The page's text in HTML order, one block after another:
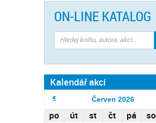
ON-LINE KATALOG
Kalendář akcí
Červen 2026
po út st čt pá so